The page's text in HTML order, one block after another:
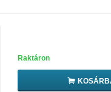
Raktáron